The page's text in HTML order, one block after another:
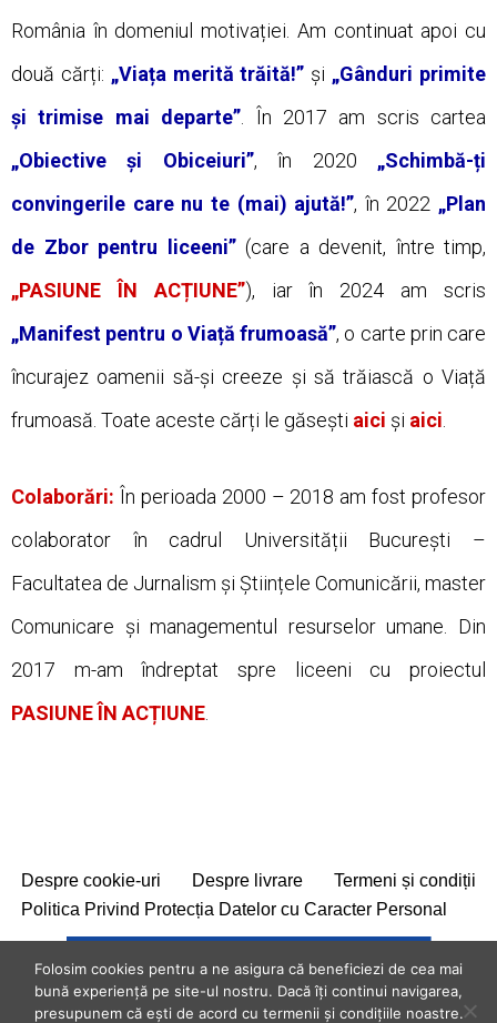
România în domeniul motivației. Am continuat apoi cu
două cărți: „Viața merită trăită!” și „Gânduri primite
și trimise mai departe” . În 2017 am scris cartea
„Obiective și Obiceiuri”, în 2020 „Schimbă-ți
convingerile care nu te (mai) ajută!”, în 2022 „Plan
de Zbor pentru liceeni”(care a devenit, între timp,
„PASIUNE ÎN ACȚIUNE”), iar în 2024 am scris
„Manifest pentru o Viață frumoasă”, o carte prin care
încurajez oamenii să-și creeze și să trăiască o Viață
frumoasă. Toate aceste cărți le găsești aici și aici
Colaborări: În perioada 2000 – 2018 am fost profesor
colaborator în cadrul Universității București –
Facultatea de Jurnalism și Științele Comunicării, master
Comunicare și managementul resurselor umane. Din
2017 m-am îndreptat spre liceeni cu proiectul
PASIUNE ÎN ACȚIUNE
Despre cookie-uri Despre livrare
Termeni și condiții
Politica Privind Protecția Datelor cu Caracter Personal
Folosim cookies pentru a ne asigura că beneficiezi de cea mai
bună experiență pe site-ul nostru. Dacă îți continui navigarea,
presupunem că ești de acord cu termenii și condițiile noastre.